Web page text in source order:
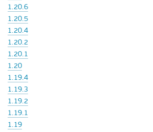
1.20.6
1.20.5
1.20.4
1.20.2
1.20.1
1.20
1.19.4
1.19.3
1.19.2
1.19.1
1.19